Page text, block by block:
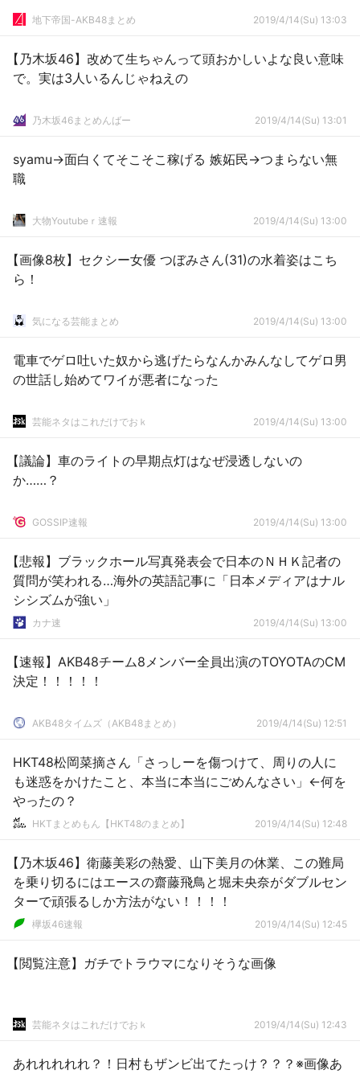
地下帝国-AKB48まとめ 2019/4/14(Su) 13:03
【乃木坂46】改めて生ちゃんって頭おかしいよな良い意味
で。実は3人いるんじゃねえの
乃木坂46まとめんばー 2019/4/14(Su) 13:01
syamu→面白くてそこそこ稼げる 嫉妬民→つまらない無
職
大物Youtubeｒ速報 2019/4/14(Su) 13:00
【画像8枚】セクシー女優 つぼみさん(31)の水着姿はこち
ら！
気になる芸能まとめ 2019/4/14(Su) 13:00
電車でゲロ吐いた奴から逃げたらなんかみんなしてゲロ男
の世話し始めてワイが悪者になった
芸能ネタはこれだけでおｋ 2019/4/14(Su) 13:00
【議論】車のライトの早期点灯はなぜ浸透しないの
か……？
GOSSIP速報 2019/4/14(Su) 13:00
【悲報】ブラックホール写真発表会で日本のＮＨＫ記者の
質問が笑われる…海外の英語記事に「日本メディアはナル
シシズムが強い」
カナ速 2019/4/14(Su) 13:00
【速報】AKB48チーム8メンバー全員出演のTOYOTAのCM
決定！！！！！
AKB48タイムズ（AKB48まとめ） 2019/4/14(Su) 12:51
HKT48松岡菜摘さん「さっしーを傷つけて、周りの人に
も迷惑をかけたこと、本当に本当にごめんなさい」←何を
やったの？
HKTまとめもん【HKT48のまとめ】 2019/4/14(Su) 12:48
【乃木坂46】衛藤美彩の熱愛、山下美月の休業、この難局
を乗り切るにはエースの齋藤飛鳥と堀未央奈がダブルセン
ターで頑張るしか方法がない！！！！
欅坂46速報 2019/4/14(Su) 12:45
【閲覧注意】ガチでトラウマになりそうな画像
芸能ネタはこれだけでおｋ 2019/4/14(Su) 12:43
あれれれれれ？！日村もザンビ出てたっけ？？？※画像あ